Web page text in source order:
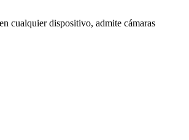
cualquier dispositivo, admite cámaras